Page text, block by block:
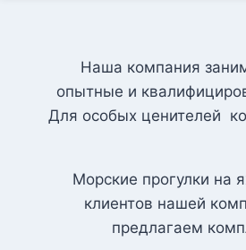
Наша компания
опытные и
Для особых ценителей
Морские прогулки на
клиентов нашей
предлагаем